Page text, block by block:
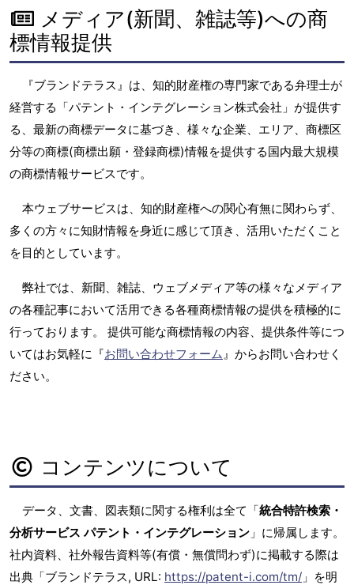
メディア(新聞、雑誌等)への商
標情報提供
『ブランドテラス』は、知的財産権の専門家である弁理士が
経営する「パテント・インテグレーション株式会社」が提供す
る、最新の商標データに基づき、様々な企業、エリア、商標区
分等の商標(商標出願・登録商標)情報を提供する国内最大規模
の商標情報サービスです。
本ウェブサービスは、知的財産権への関心有無に関わらず、
多くの方々に知財情報を身近に感じて頂き、活用いただくこと
を目的としています。
弊社では、新聞、雑誌、ウェブメディア等の様々なメディア
の各種記事において活用できる各種商標情報の提供を積極的に
行っております。 提供可能な商標情報の内容、提供条件等につ
いてはお気軽に『お問い合わせフォーム』からお問い合わせく
ださい。
コンテンツについて
データ、文書、図表類に関する権利は全て「統合特許検索・
分析サービス パテント・インテグレーション 」に帰属します。
社内資料、社外報告資料等(有償・無償問わず)に掲載する際は
出典「ブランドテラス, URL: https://patent-i.com/tm/ 」を明